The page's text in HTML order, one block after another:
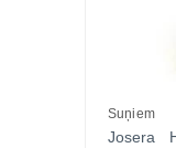
Suņiem
Josera